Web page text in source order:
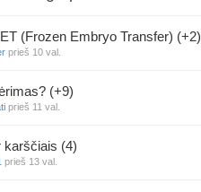
(Frozen Embryo Transfer) (+2)
prieš 10 val.
(+9)
prieš 11 val.
karščiais (4)
prieš 13 val.